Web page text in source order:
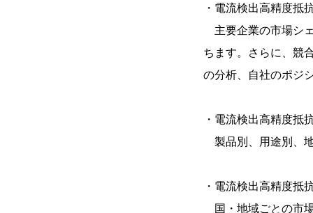
・電流検出高精度抵
主要企業の市場シ
ちます。さらに、競
の分析、自社のポジ
・電流検出高精度抵
製品別、用途別、
・電流検出高精度抵
国・地域ごとの市